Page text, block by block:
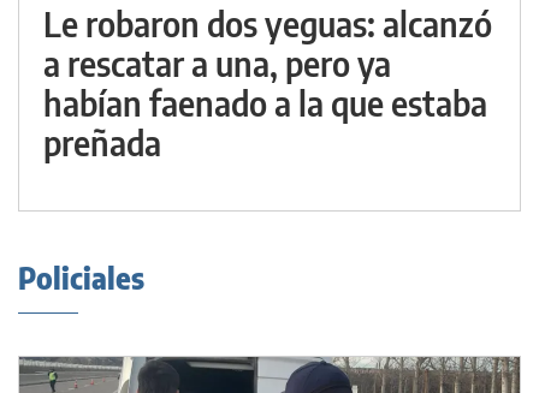
Le robaron dos yeguas: alcanzó
a rescatar a una, pero ya
habían faenado a la que estaba
preñada
Policiales